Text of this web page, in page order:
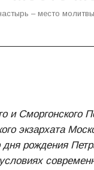
– место молитвы
и
экзархата
рождения